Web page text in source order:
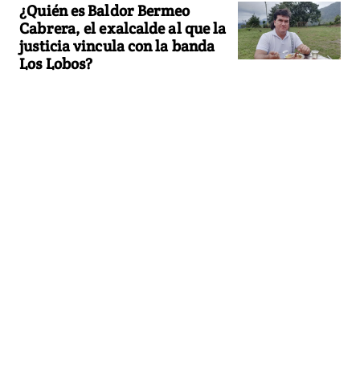
¿Quién es Baldor Bermeo
Cabrera, el exalcalde al que la
justicia vincula con la banda
Los Lobos?